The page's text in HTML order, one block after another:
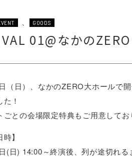
GOODS
01@なかの
（日）、なかのZERO大ホールで
！
ごとの会場限定特典もご用意して
】
(日) 14:00～終演後、列が途切れる